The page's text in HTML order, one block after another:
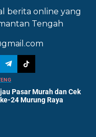
berita online yang
Tengah
Pasar Murah dan Cek
24 Murung Raya